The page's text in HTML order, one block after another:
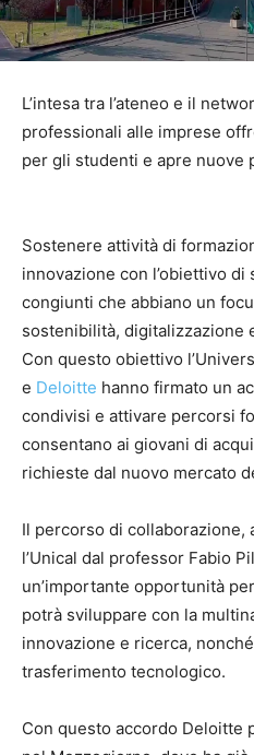
L’intesa tra l’ateneo e il
professionali alle imprese
per gli studenti e apre
Sostenere attività di
innovazione con l’obiettivo
congiunti che abbiano un
sostenibilità, digitalizzazione
Con questo obiettivo
e Deloitte hanno firmato un
condivisi e attivare percorsi
consentano ai giovani di
richieste dal nuovo mercato
Il percorso di collaborazione,
l’Unical dal professor Fabio
un’importante opportunità
potrà sviluppare con la
innovazione e ricerca,
trasferimento tecnologico.
Con questo accordo Deloitte